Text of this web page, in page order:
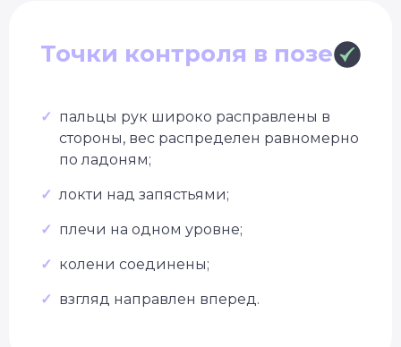
Точки контроля в позе
✓ пальцы рук широко расправлены в
стороны, вес распределен равномерно
по ладоням;
✓ локти над запястьями;
✓ плечи на одном уровне;
✓ колени соединены;
✓ взгляд направлен вперед.